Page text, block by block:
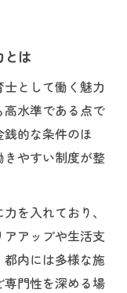
とは
として働く魅力
水準である点で
的な条件のほ
やすい制度が整
を入れており、
アップや生活支
内には多様な施
門性を深める場